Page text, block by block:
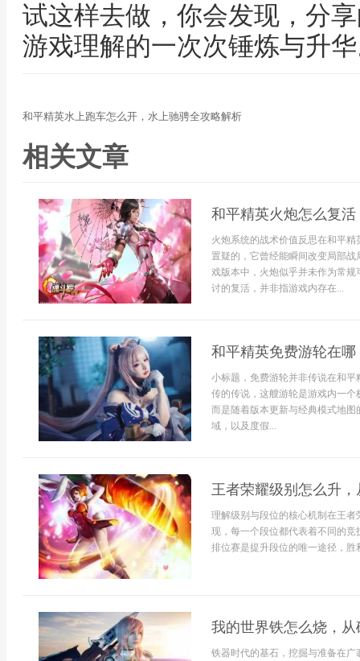
试这样去做，你会发现，分
游戏理解的一次次锤炼与升
和平精英水上跑车怎么开，水上驰骋全攻略解析
相关文章
和平精英火炮怎么复
火炮系统的战术价值反思在和平
置疑的，它曾经能瞬间改变局部
戏版本中，火炮似乎并未作为常
讨的复活，并非指游戏内存在...
和平精英免费游轮在
小标题，免费游轮并非传说在和
传的传说，这艘游轮是游戏内一
而是随着版本更新与经典模式地
域，以及度假...
王者荣耀级别怎么升
理解级别与段位的核心机制在王
现，每一个段位都代表着不同的
排位赛是提升段位的唯一途径，胜
我的世界铁怎么烧，
铁器时代的基石，挖掘与准备在